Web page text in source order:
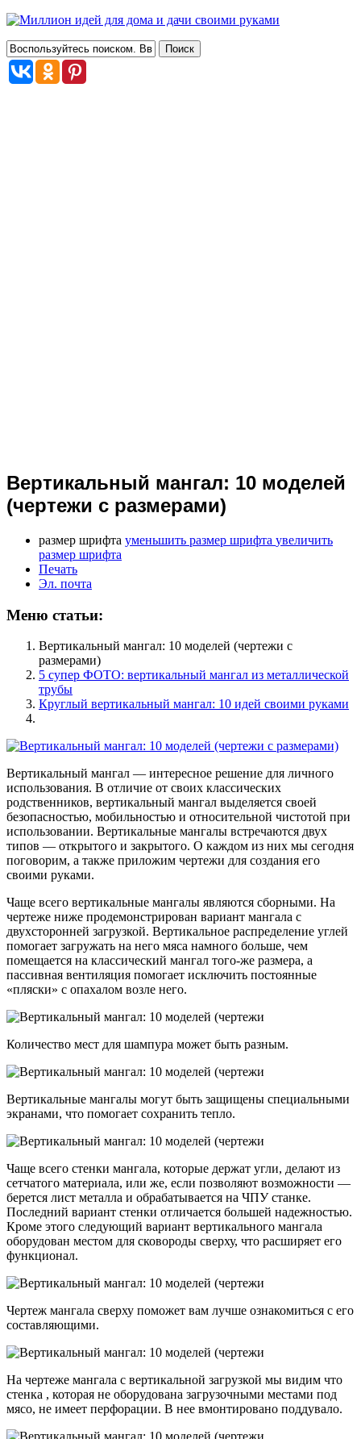
Вертикальный мангал: 10 моделей
(чертежи с размерами)
размер шрифта уменьшить размер шрифта увеличить
размер шрифта
Печать
Эл. почта
Меню статьи:
Вертикальный мангал: 10 моделей (чертежи с
размерами)
5 супер ФОТО: вертикальный мангал из металлической
трубы
Круглый вертикальный мангал: 10 идей своими руками
Вертикальный мангал — интересное решение для личного
использования. В отличие от своих классических
родственников, вертикальный мангал выделяется своей
безопасностью, мобильностью и относительной чистотой при
использовании. Вертикальные мангалы встречаются двух
типов — открытого и закрытого. О каждом из них мы сегодня
поговорим, а также приложим чертежи для создания его
своими руками.
Чаще всего вертикальные мангалы являются сборными. На
чертеже ниже продемонстрирован вариант мангала с
двухсторонней загрузкой. Вертикальное распределение углей
помогает загружать на него мяса намного больше, чем
помещается на классический мангал того-же размера, а
пассивная вентиляция помогает исключить постоянные
«пляски» с опахалом возле него.
Количество мест для шампура может быть разным.
Вертикальные мангалы могут быть защищены специальными
экранами, что помогает сохранить тепло.
Чаще всего стенки мангала, которые держат угли, делают из
сетчатого материала, или же, если позволяют возможности —
берется лист металла и обрабатывается на ЧПУ станке.
Последний вариант стенки отличается большей надежностью.
Кроме этого следующий вариант вертикального мангала
оборудован местом для сковороды сверху, что расширяет его
функционал.
Чертеж мангала сверху поможет вам лучше ознакомиться с его
составляющими.
На чертеже мангала с вертикальной загрузкой мы видим что
стенка , которая не оборудована загрузочными местами под
мясо, не имеет перфорации. В нее вмонтировано поддувало.